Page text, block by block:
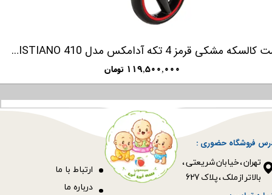
ست کالسکه مشکی قرمز 4 تکه آدامکس مدل CRISTIANO 410
۱۱۹,۵۰۰,۰۰۰ تومان
فروشگاه حضوری :
​​​​​​​تهران ، خیابان شریعتی ،
بالاتر از ملک ، پلاک 627​​​​​​​
ارتباط با ما
درباره ما